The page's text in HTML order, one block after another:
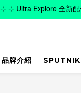
品牌介紹 SPUTNIK
⊹ ⊹ Ultra Explore 全新